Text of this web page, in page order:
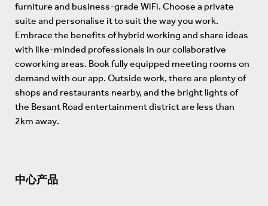
furniture and business-grade WiFi. Choose a private
suite and personalise it to suit the way you work.
Embrace the benefits of hybrid working and share ideas
with like-minded professionals in our collaborative
coworking areas. Book fully equipped meeting rooms on
demand with our app. Outside work, there are plenty of
shops and restaurants nearby, and the bright lights of
the Besant Road entertainment district are less than
2km away.
中心产品